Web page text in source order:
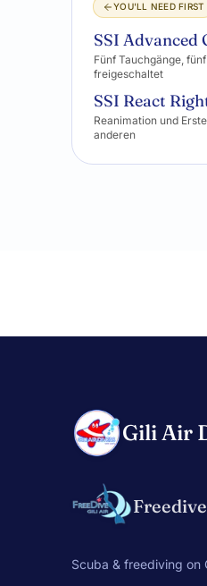
YOU'LL NEED FIRST
SSI Advanced
Fünf Tauchgänge,
freigeschaltet
SSI React
Reanimation und
anderen
Gili Air
Scuba & freediving on